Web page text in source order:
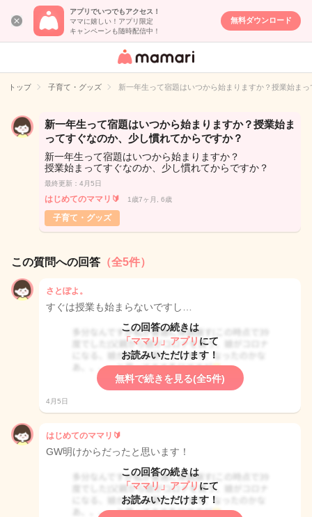
アプリでいつでもアクセス！
ママに嬉しい！アプリ限定
キャンペーンも随時配信中！
無料ダウンロード
女性専用匿名QA
イト
トップ 子育て・グッズ 新一年生って宿題はいつから始まりますか？授業始ま
新一年生って宿題はいつから始まりますか？授業始ま
ってすぐなのか、少し慣れてからですか？
新一年生って宿題はいつから始まりますか？
授業始まってすぐなのか、少し慣れてからですか？
最終更新：4月5日
はじめてのママリ🔰 1歳7ヶ月, 6歳
子育て・グッズ
この質問への回答 （全5件）
さとぽよ。
すぐは授業も始まらないですし…
この回答の続きは
「ママリ」アプリ にて
お読みいただけます！
無料で続きを見る(全5件)
4月5日
はじめてのママリ🔰
GW明けからだったと思います！
この回答の続きは
「ママリ」アプリ にて
お読みいただけます！